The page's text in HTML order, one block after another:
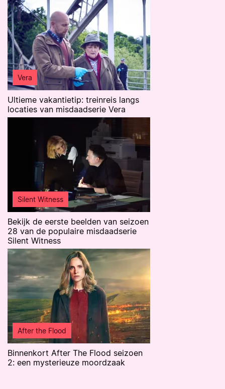
Vera
Ultieme vakantietip: treinreis langs
locaties van misdaadserie Vera
Silent Witness
Bekijk de eerste beelden van seizoen
28 van de populaire misdaadserie
Silent Witness
After the Flood
Binnenkort After The Flood seizoen
2: een mysterieuze moordzaak